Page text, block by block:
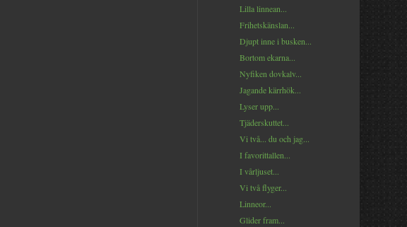
Lilla linnean...
Frihetskänslan...
Djupt inne i busken...
Bortom ekarna...
Nyfiken dovkalv...
Jagande kärrhök...
Lyser upp...
Tjäderskuttet...
Vi två... du och jag...
I favorittallen...
I vårljuset...
Vi två flyger...
Linneor...
Glider fram...